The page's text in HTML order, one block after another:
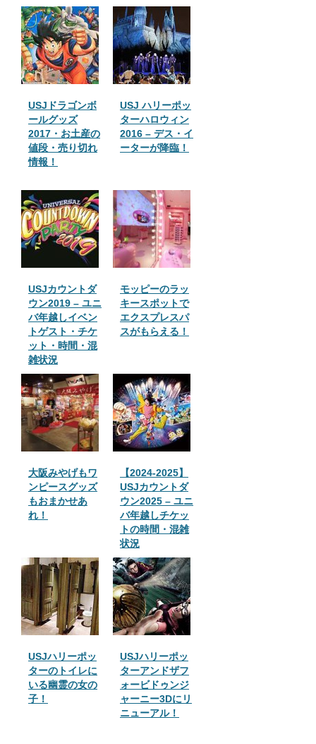
USJドラゴンボ
ールグッズ
2017・お土産の
値段・売り切れ
情報！
USJ ハリーポッ
ターハロウィン
2016 – デス・イ
ーターが降臨！
USJカウントダ
ウン2019 – ユニ
バ年越しイベン
トゲスト・チケ
ット・時間・混
雑状況
モッピーのラッ
キースポットで
エクスプレスパ
スがもらえる！
大阪みやげもワ
ンピースグッズ
もおまかせあ
れ！
【2024-2025】
USJカウントダ
ウン2025 – ユニ
バ年越しチケッ
トの時間・混雑
状況
USJハリーポッ
ターのトイレに
いる幽霊の女の
子！
USJハリーポッ
ターアンドザフ
ォービドゥンジ
ャーニー3Dにリ
ニューアル！